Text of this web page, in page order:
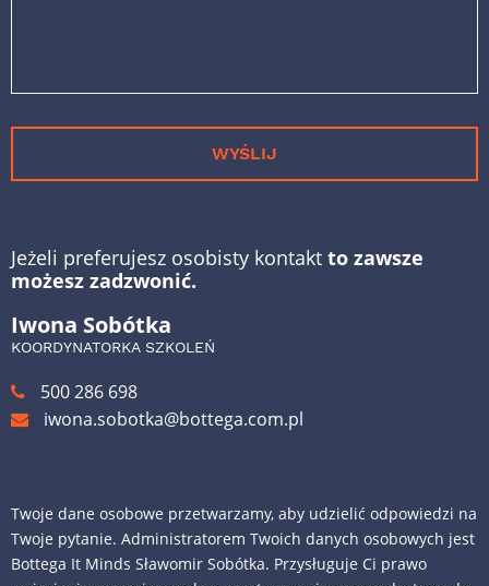
WYŚLIJ
Jeżeli preferujesz osobisty kontakt to zawsze
możesz zadzwonić.
Iwona Sobótka
KOORDYNATORKA SZKOLEŃ
500 286 698
iwona.sobotka@bottega.com.pl
Twoje dane osobowe przetwarzamy, aby udzielić odpowiedzi na
Twoje pytanie. Administratorem Twoich danych osobowych jest
Bottega It Minds Sławomir Sobótka. Przysługuje Ci prawo